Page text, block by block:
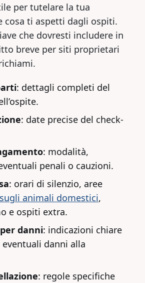
per tutelare la tua
cosa ti aspetti dagli ospiti.
che dovresti includere in
breve per siti proprietari
: dettagli completi del
: date precise del check-
: modalità,
penali o cauzioni.
: orari di silenzio, aree
animali domestici,
e ospiti extra.
danni: indicazioni chiare
danni alla
: regole specifiche